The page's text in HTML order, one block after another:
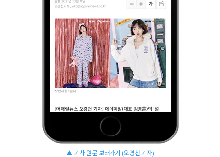
▲ 기사 원문 보러가기 (오경천 기자)